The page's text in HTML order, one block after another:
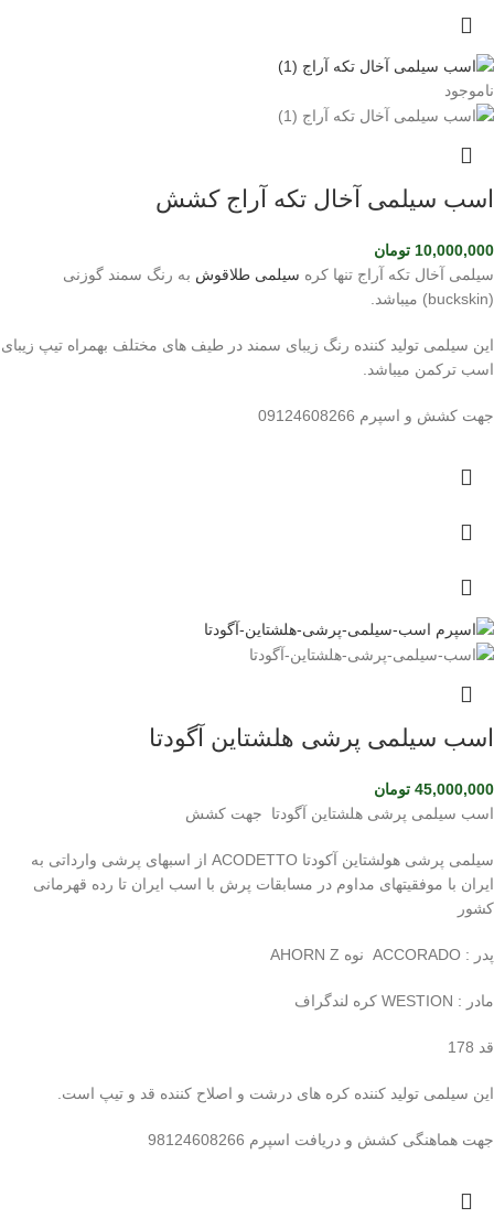
ناموجود
اسب سیلمی آخال تکه آراج کشش
10,000,000 تومان
سیلمی آخال تکه آراج تنها کره سیلمی طلاقوش به رنگ سمند گوزنی
(buckskin) میباشد.
این سیلمی تولید کننده رنگ زیبای سمند در طیف های مختلف بهمراه تیپ زیبای
اسب ترکمن میباشد.
جهت کشش و اسپرم 09124608266
اسب سیلمی پرشی هلشتاین آگودتا
45,000,000 تومان
اسب سیلمی پرشی هلشتاین آگودتا جهت کشش
سیلمی پرشی هولشتاین آکودتا ACODETTO از اسبهای پرشی وارداتی به
ایران با موفقیتهای مداوم در مسابقات پرش با اسب ایران تا رده قهرمانی
کشور
پدر : ACCORADO نوه AHORN Z
مادر : WESTION کره لندگراف
قد 178
این سیلمی تولید کننده کره های درشت و اصلاح کننده قد و تیپ است.
جهت هماهنگی کشش و دریافت اسپرم 98124608266